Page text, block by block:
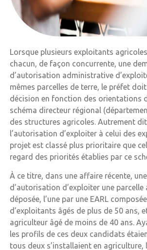
Lorsque plusieurs exploitants
chacun, de façon concurrente, une
d’autorisation administrative
mêmes parcelles de terre, le préfet
décision en fonction des orientations
schéma directeur régional
des structures agricoles. Autrement
l’autorisation d’exploiter à celui des
projet est classé plus prioritaire que
regard des priorités établies par ce
À ce titre, dans une affaire récente,
d’autorisation d’exploiter une
déposée, l’une par une EARL
d’exploitants âgés de plus de 50 ans,
agriculteur âgé de moins de 40 ans.
les profils de ces deux candidats
tous deux s’installaient en agriculture,